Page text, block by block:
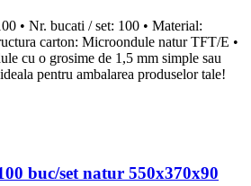
• Nr. bucati / set: 100 • Material:
carton: Microondule natur TFT/E •
cu o grosime de 1,5 mm simple sau
pentru ambalarea produselor tale!
buc/set natur 550x370x90